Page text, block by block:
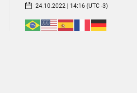
24.10.2022 | 14:16 (UTC -3)